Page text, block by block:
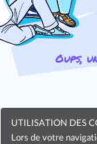
Oups,
UTILISATION DES
Lors de votre